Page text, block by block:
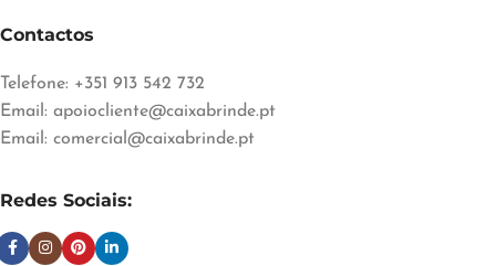
Contactos
Telefone: +351 913 542 732
Email: apoiocliente@caixabrinde.pt
Email: comercial@caixabrinde.pt
Redes Sociais: